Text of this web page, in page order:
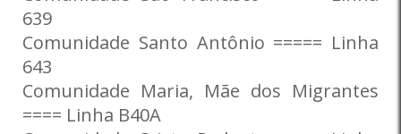
639
Comunidade Santo Antônio ===== Linha
643
Comunidade Maria, Mãe dos Migrantes
==== Linha B40A